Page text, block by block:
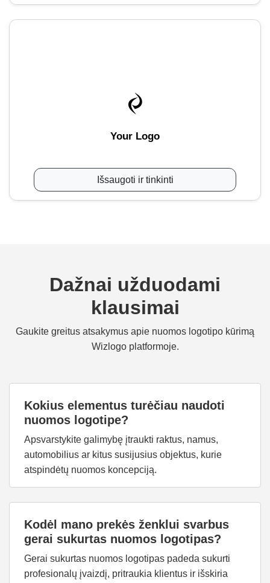
Your Logo
Išsaugoti ir tinkinti
Dažnai užduodami
klausimai
Gaukite greitus atsakymus apie nuomos logotipo kūrimą
Wizlogo platformoje.
Kokius elementus turėčiau naudoti
nuomos logotipe?
Apsvarstykite galimybę įtraukti raktus, namus,
automobilius ar kitus susijusius objektus, kurie
atspindėtų nuomos koncepciją.
Kodėl mano prekės ženklui svarbus
gerai sukurtas nuomos logotipas?
Gerai sukurtas nuomos logotipas padeda sukurti
profesionalų įvaizdį, pritraukia klientus ir išskiria